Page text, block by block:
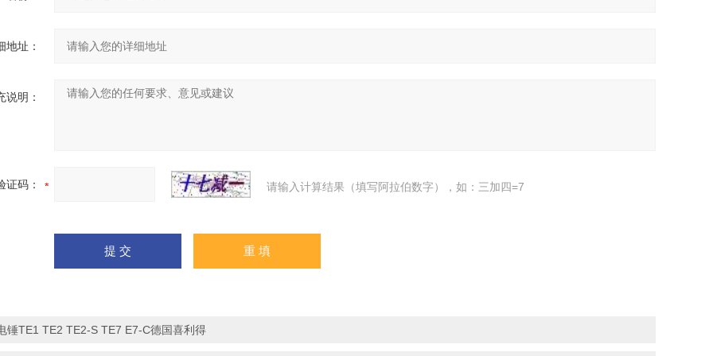
地址：
说明：
证码： 请输入计算结果（填写阿拉伯数字），如：三加四=7
锤TE1 TE2 TE2-S TE7 E7-C德国喜利得